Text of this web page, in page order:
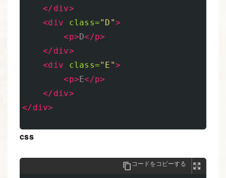
</div>
<div
class="D">
<p>D</p>
</div>
<div
class="E">
<p>E</p>
</div>
</div>
css
コードをコピーする